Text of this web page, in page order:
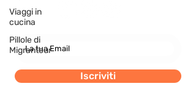
Viaggi in
cucina
Pillole di
Migrantour
Iscriviti